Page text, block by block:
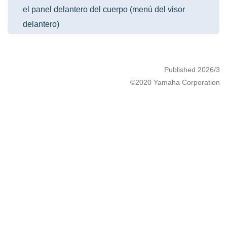
el panel delantero del cuerpo (menú del visor
delantero)
Published 2026/3
©2020 Yamaha Corporation